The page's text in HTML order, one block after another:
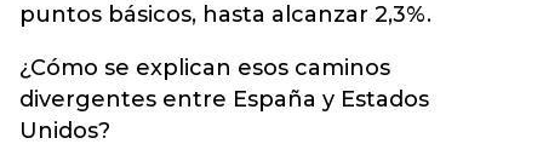
puntos básicos, hasta alcanzar 2,3%.
¿Cómo se explican esos caminos
divergentes entre España y Estados
Unidos?